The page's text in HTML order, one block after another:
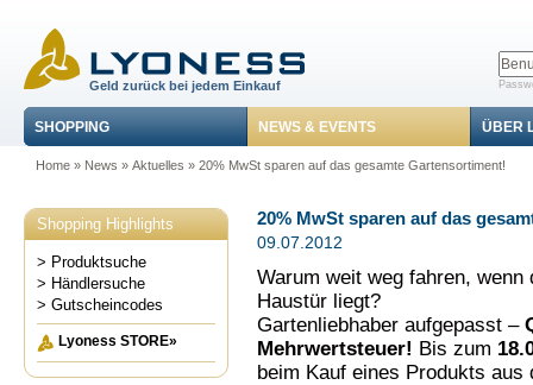
Geld zurück bei jedem Einkauf
SHOPPING NEWS & EVENTS ÜBER
Home» News » Aktuelles » 20% MwSt sparen auf das gesamte Gartensortiment!
Shopping Highlights
> Produktsuche
> Händlersuche
> Gutscheincodes
Lyoness STORE»
20% MwSt sparen auf das
09.07.2012
Warum weit weg fahren,
Haustür liegt?
Gartenliebhaber aufgepasst –
Mehrwertsteuer! Bis zum
beim Kauf eines Produkts